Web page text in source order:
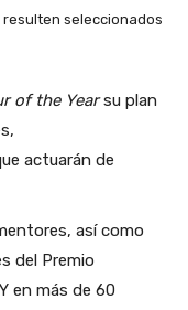
seleccionados
of the Yearsu plan
actuarán de
así como
del Premio
en más de 60